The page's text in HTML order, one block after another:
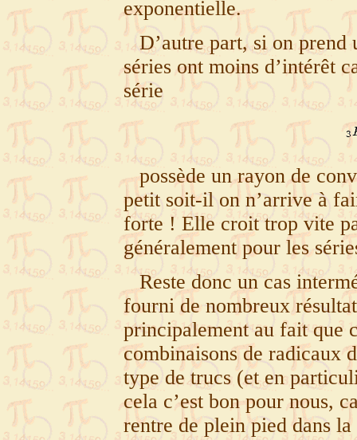
exponentielle.
D’autre part, si on
séries ont moins d’intérêt
série
possède un rayon de
petit soit-il on n’arrive à
forte ! Elle croit trop vite
généralement pour les
Reste donc un cas
fourni de nombreux
principalement au fait que
combinaisons de radicaux
type de trucs (et en
cela c’est bon pour nous,
rentre de plein pied dans